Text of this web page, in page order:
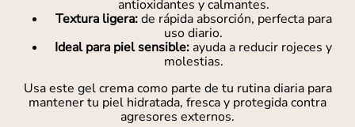
antioxidantes y calmantes.
Textura ligera:de rápida absorción, perfecta para
uso diario.
Ideal para piel sensible: ayuda a reducir rojeces y
molestias.
Usa este gel crema como parte de tu rutina diaria para
mantener tu piel hidratada, fresca y protegida contra
agresores externos.